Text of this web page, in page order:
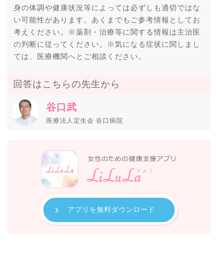
身の体調や健康状況等によっては必ずしも適切ではな
い可能性があります。あくまでもご参考情報としてお
考えください。※薬剤・治療等に関する情報は主治医
の判断に従ってください。※気になる症状に関しまし
ては、医療機関へとご相談ください。
回答はこちらの先生から
谷口武
医療法人定生会 谷口病院
アプリを無料ダウンロード